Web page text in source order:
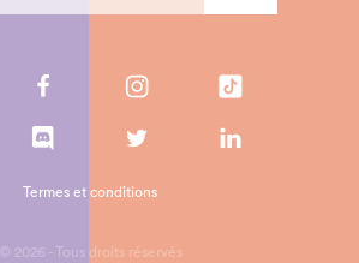
© 2026 - Tous droits réservés
Termes et conditions